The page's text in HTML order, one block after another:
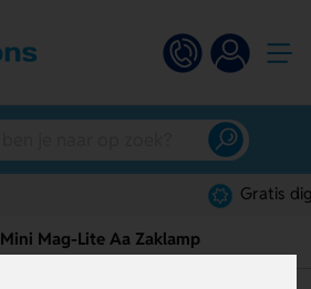
Mini Mag-Lite Aa Zaklamp